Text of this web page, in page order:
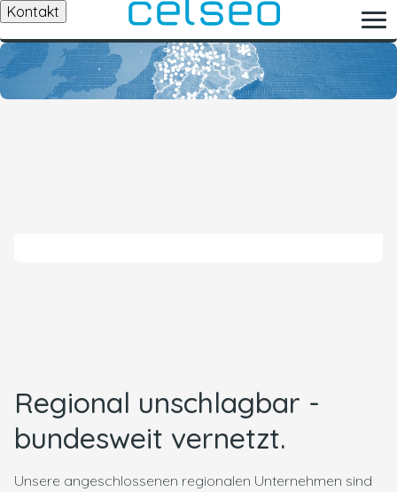
Kontakt
Regional unschlagbar -
bundesweit vernetzt.
Unsere angeschlossenen regionalen Unternehmen sind